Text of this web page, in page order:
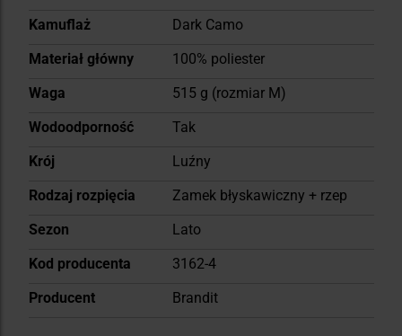
Kamuflaż
Dark Camo
Materiał główny
100% poliester
Waga
515 g (rozmiar M)
Wodoodporność
Tak
Krój
Luźny
Rodzaj rozpięcia
Zamek błyskawiczny + rzep
Sezon
Lato
Kod producenta
3162-4
Producent
Brandit